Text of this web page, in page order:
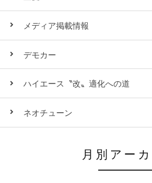
メディア掲載情報
デモカー
ハイエース〝改〟適化への道
ネオチューン
月別アー